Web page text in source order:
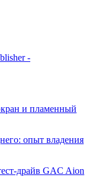
-
и пламенный
опыт владения
драйв GAC Aion